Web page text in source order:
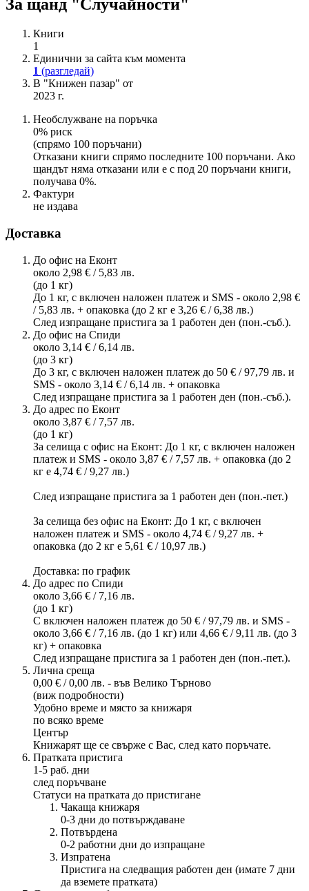
За щанд "Случайности"
Книги
1
Единични за сайта към момента
1 (разгледай)
В "Книжен пазар" от
2023 г.
Необслужване на поръчка
0% риск
(спрямо 100 поръчани)
Отказани книги спрямо последните 100 поръчани. Ако
щандът няма отказани или е с под 20 поръчани книги,
получава 0%.
Фактури
не издава
Доставка
До офис на Еконт
около 2,98 € / 5,83 лв.
(до 1 кг)
До 1 кг, с включен наложен платеж и SMS - около 2,98 €
/ 5,83 лв. + опаковка (до 2 кг е 3,26 € / 6,38 лв.)
След изпращане пристига за 1 работен ден (пон.-съб.).
До офис на Спиди
около 3,14 € / 6,14 лв.
(до 3 кг)
До 3 кг, с включен наложен платеж до 50 € / 97,79 лв. и
SMS - около 3,14 € / 6,14 лв. + опаковка
След изпращане пристига за 1 работен ден (пон.-съб.).
До адрес по Еконт
около 3,87 € / 7,57 лв.
(до 1 кг)
За селища с офис на Еконт: До 1 кг, с включен наложен
платеж и SMS - около 3,87 € / 7,57 лв. + опаковка (до 2
кг е 4,74 € / 9,27 лв.)
След изпращане пристига за 1 работен ден (пон.-пет.)
За селища без офис на Еконт: До 1 кг, с включен
наложен платеж и SMS - около 4,74 € / 9,27 лв. +
опаковка (до 2 кг е 5,61 € / 10,97 лв.)
Доставка: по график
До адрес по Спиди
около 3,66 € / 7,16 лв.
(до 1 кг)
С включен наложен платеж до 50 € / 97,79 лв. и SMS -
около 3,66 € / 7,16 лв. (до 1 кг) или 4,66 € / 9,11 лв. (до 3
кг) + опаковка
След изпращане пристига за 1 работен ден (пон.-пет.).
Лична среща
0,00 € / 0,00 лв. - във Велико Търново
(виж подробности)
Удобно време и място за книжаря
по всяко време
Център
Книжарят ще се свърже с Вас, след като поръчате.
Пратката пристига
1-5 раб. дни
след поръчване
Статуси на пратката до пристигане
Чакаща книжаря
0-3 дни до потвърждаване
Потвърдена
0-2 работни дни до изпращане
Изпратена
Пристига на следващия работен ден (имате 7 дни
да вземете пратката)